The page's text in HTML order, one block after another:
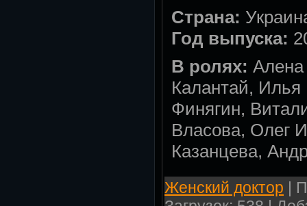
Страна:
Год выпуска:
В ролях: Алена
Калантай,
Финягин,
Власова, Олег
Казанцева,
Женский доктор |